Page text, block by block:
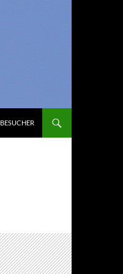
BESUCHER